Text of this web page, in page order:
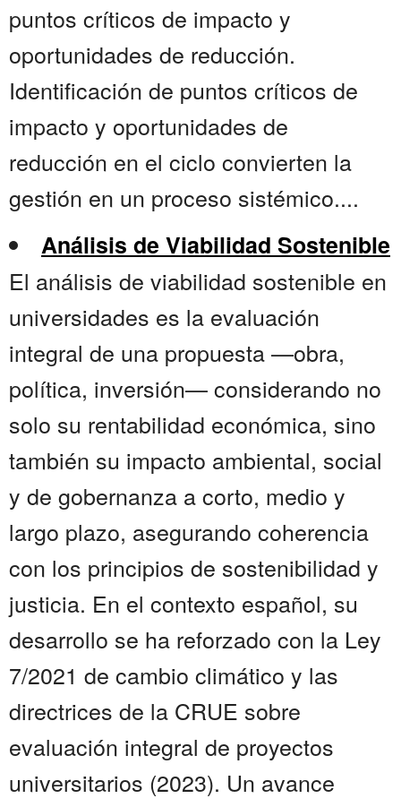
puntos críticos de impacto y
oportunidades de reducción.
Identificación de puntos críticos de
impacto y oportunidades de
reducción en el ciclo convierten la
gestión en un proceso sistémico....
Análisis de Viabilidad Sostenible
El análisis de viabilidad sostenible en
universidades es la evaluación
integral de una propuesta —obra,
política, inversión— considerando no
solo su rentabilidad económica, sino
también su impacto ambiental, social
y de gobernanza a corto, medio y
largo plazo, asegurando coherencia
con los principios de sostenibilidad y
justicia. En el contexto español, su
desarrollo se ha reforzado con la Ley
7/2021 de cambio climático y las
directrices de la CRUE sobre
evaluación integral de proyectos
universitarios (2023). Un avance